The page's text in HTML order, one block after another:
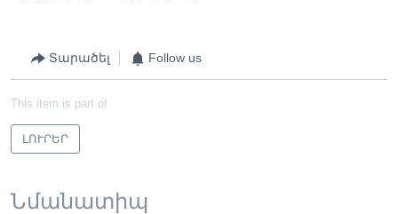
Տարածել Follow us
This item is part of
ԼՈՒՐԵՐ
Նմանատիպ